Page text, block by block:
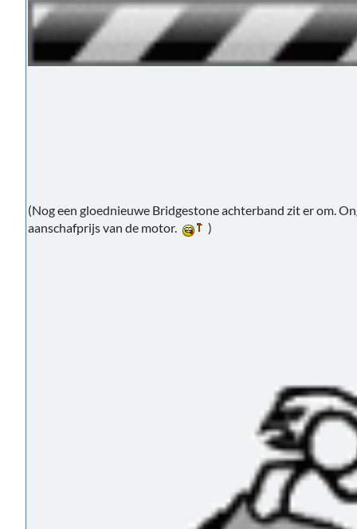
(Nog een gloednieuwe Bridgestone achterband zit er om.
aanschafprijs van de motor.
)